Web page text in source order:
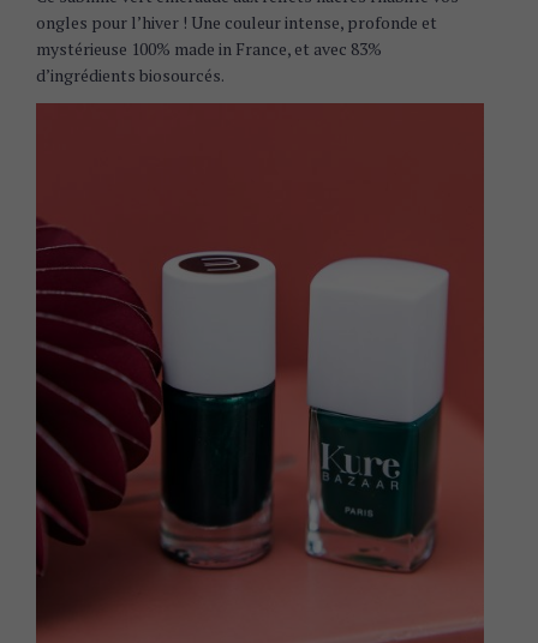
ongles pour l’hiver ! Une couleur intense, profonde et
mystérieuse 100% made in France, et avec 83%
d’ingrédients biosourcés.